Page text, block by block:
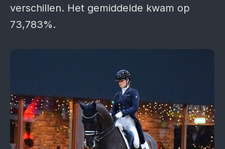
ver­schillen. Het gemiddelde kwam op
73,783%.